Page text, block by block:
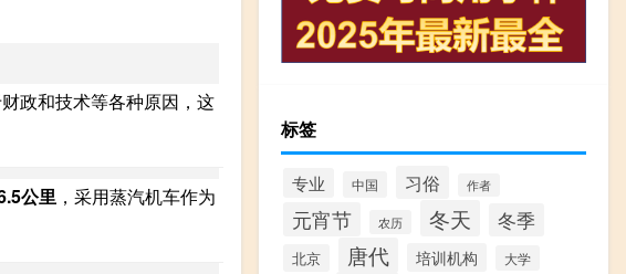
政和技术等各种原因，这
公里 ，采用蒸汽机车作为
标签
专业 中国 习俗 作者
元宵节 农历 冬天 冬季
北京 唐代 培训机构 大学